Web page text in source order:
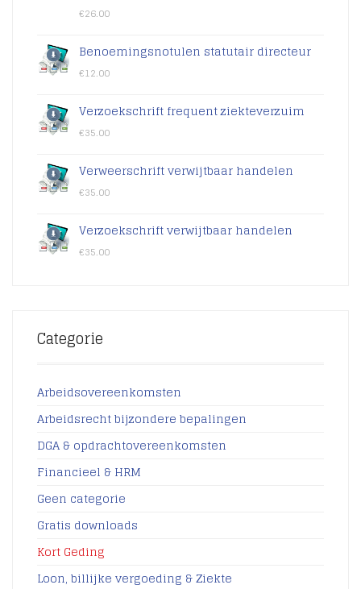
€26.00
Benoemingsnotulen statutair directeur
€12.00
Verzoekschrift frequent ziekteverzuim
€35.00
Verweerschrift verwijtbaar handelen
€35.00
Verzoekschrift verwijtbaar handelen
€35.00
Categorie
Arbeidsovereenkomsten
Arbeidsrecht bijzondere bepalingen
DGA & opdrachtovereenkomsten
Financieel & HRM
Geen categorie
Gratis downloads
Kort Geding
Loon, billijke vergoeding & Ziekte